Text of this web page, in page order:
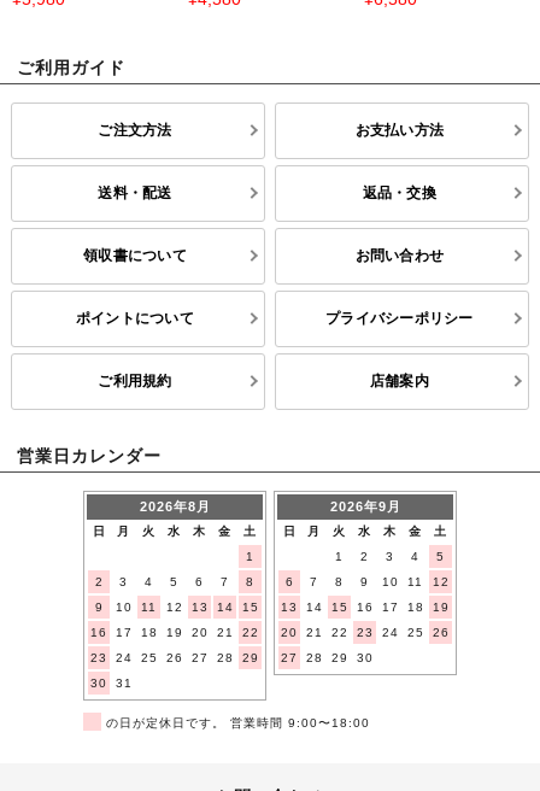
ご利用ガイド
ご注文方法 お支払い方法
送料・配送 返品・交換
領収書について お問い合わせ
ポイントについて プライバシーポリシー
ご利用規約 店舗案内
営業日カレンダー
2026年8月
日 月 火 水 木 金
土
1
2
3 4 5 6 7
8
9
10 11 12 13 14
15
16
17 18 19 20 21
22
23
24 25 26 27 28
29
30
31
2026年9月
日 月 火 水 木 金
土
1
2 3 4
5
6
7 8 9 10 11
12
13
14 15 16 17 18
19
20
21 22 23 24 25
26
27
28 29 30
の日が定休日です。 営業時間 9:00〜18:00